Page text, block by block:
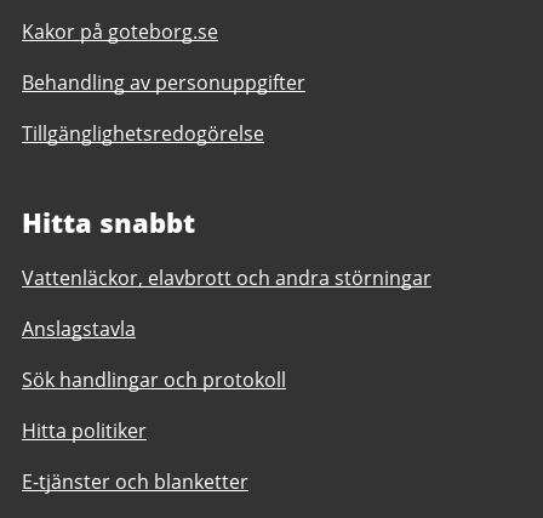
Kakor på goteborg.se
Behandling av personuppgifter
Tillgänglighetsredogörelse
Hitta snabbt
Vattenläckor, elavbrott och andra störningar
Anslagstavla
Sök handlingar och protokoll
Hitta politiker
E-tjänster och blanketter